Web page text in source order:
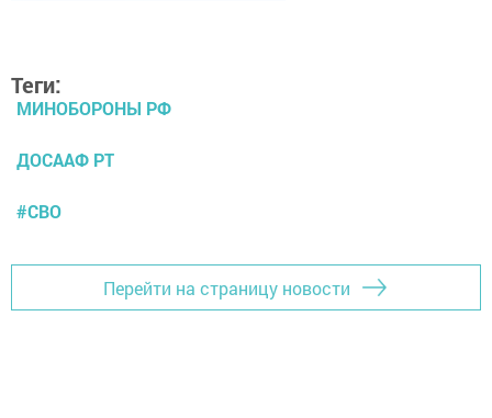
Теги:
МИНОБОРОНЫ РФ
ДОСААФ РТ
#СВО
Перейти на страницу новости